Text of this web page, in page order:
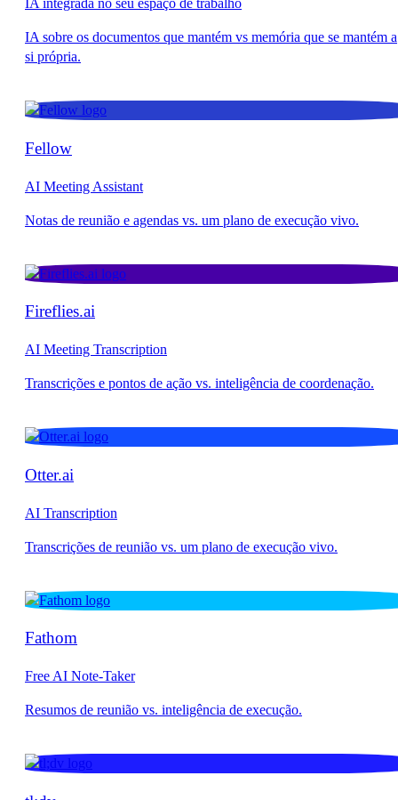
IA integrada no seu espaço de trabalho
Fellow
AI Meeting Assistant
Fireflies.ai
AI Meeting Transcription
Otter.ai
AI Transcription
Fathom
Free AI Note-Taker